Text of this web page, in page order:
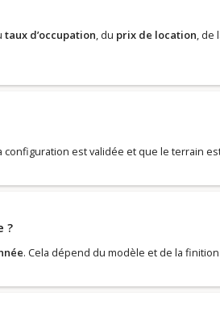
taux d’occupation, du prix de location, de
configuration est validée et que le terrain
?
. Cela dépend du modèle et de la